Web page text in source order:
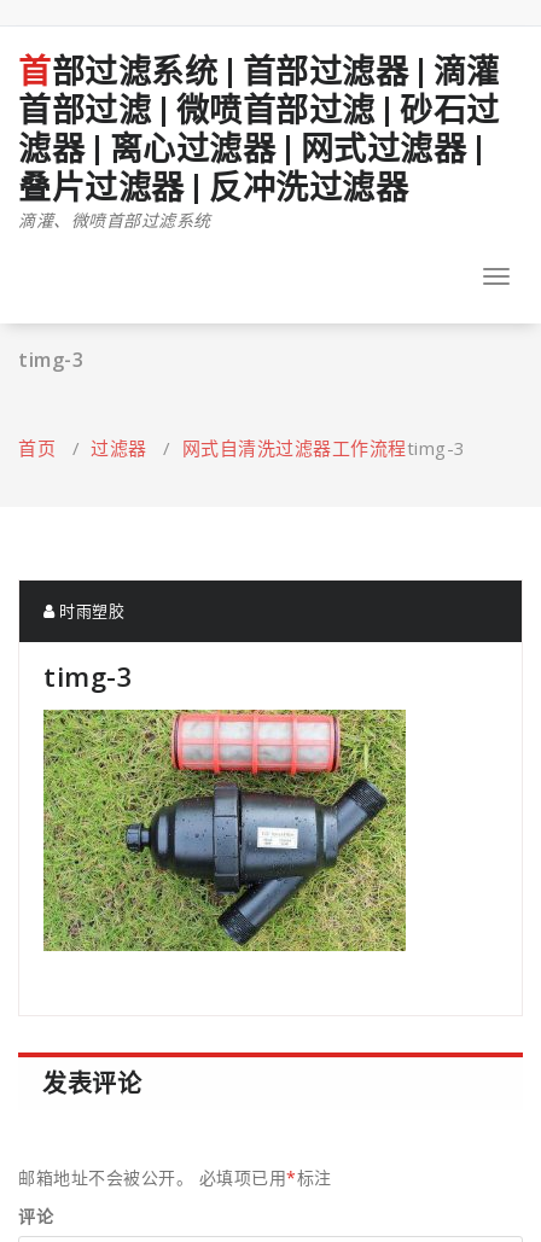
首部过滤系统 | 首部过滤器 | 滴灌
首部过滤 | 微喷首部过滤 | 砂石过
滤器 | 离心过滤器 | 网式过滤器 |
叠片过滤器 | 反冲洗过滤器
滴灌、微喷首部过滤系统
timg-3
首页 / 过滤器 / 网式自清洗过滤器工作流程timg-3
时雨塑胶
timg-3
发表评论
邮箱地址不会被公开。 必填项已用*标注
评论